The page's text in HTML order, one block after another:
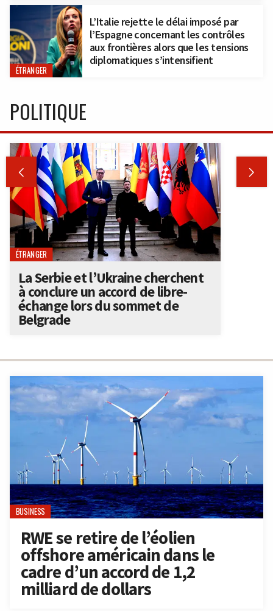
ÉTRANGER
L’Italie rejette le délai imposé par
l’Espagne concernant les contrôles
aux frontières alors que les tensions
diplomatiques s’intensifient
BUSINESS
RWE se retire de l’éolien
offshore américain dans le
cadre d’un accord de 1,2
milliard de dollars
POLITIQUE
 
ÉTRANGER
La Serbie et l’Ukraine cherchent
à conclure un accord de libre-
échange lors du sommet de
Belgrade